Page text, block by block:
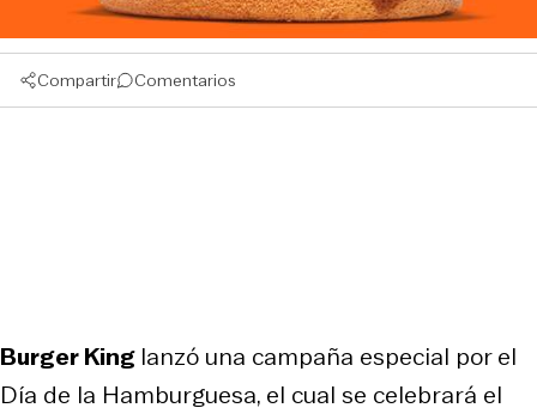
Compartir Comentarios
Burger King lanzó una campaña especial por el
Día de la Hamburguesa, el cual se celebrará el